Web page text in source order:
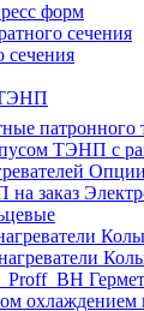
форм
сечения
сечения
патронного
ТЭНП с
Опции